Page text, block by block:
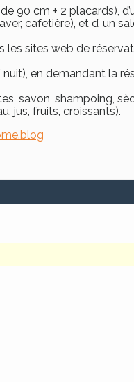
90 cm + 2 placards),
cafetière), et d’ un
sites web de
en demandant la
savon, shampoing,
jus, fruits, croissants).